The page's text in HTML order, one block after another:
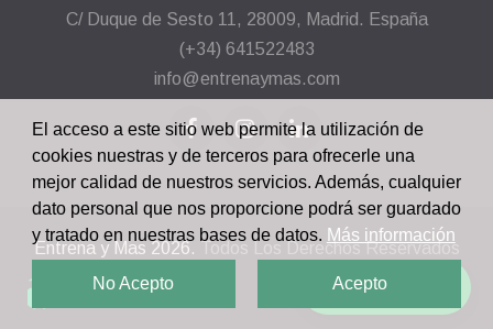
¡Escríbenos!
C/ Duque de Sesto 11, 28009, Madrid. España
(+34) 641522483
info@entrenaymas.com
Entrena y Mas 2026. Todos Los Derechos Reservados
El acceso a este sitio web permite la utilización de
cookies nuestras y de terceros para ofrecerle una
mejor calidad de nuestros servicios. Además, cualquier
dato personal que nos proporcione podrá ser guardado
y tratado en nuestras bases de datos. Más información
No Acepto Acepto